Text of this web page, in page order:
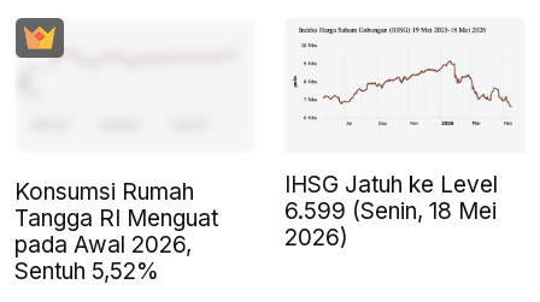
Konsumsi Rumah
Tangga RI Menguat
pada Awal 2026,
Sentuh 5,52%
IHSG Jatuh ke Level
6.599 (Senin, 18 Mei
2026)